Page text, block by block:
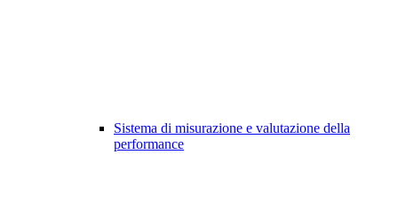
Sistema di misurazione e valutazione della
performance